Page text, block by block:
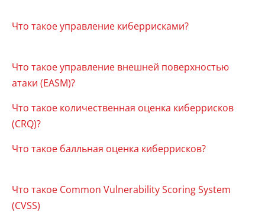
Что такое управление киберрисками?
Что такое управление внешней поверхностью
атаки (EASM)?
Что такое количественная оценка киберрисков
(CRQ)?
Что такое балльная оценка киберрисков?
Что такое Common Vulnerability Scoring System
(CVSS)